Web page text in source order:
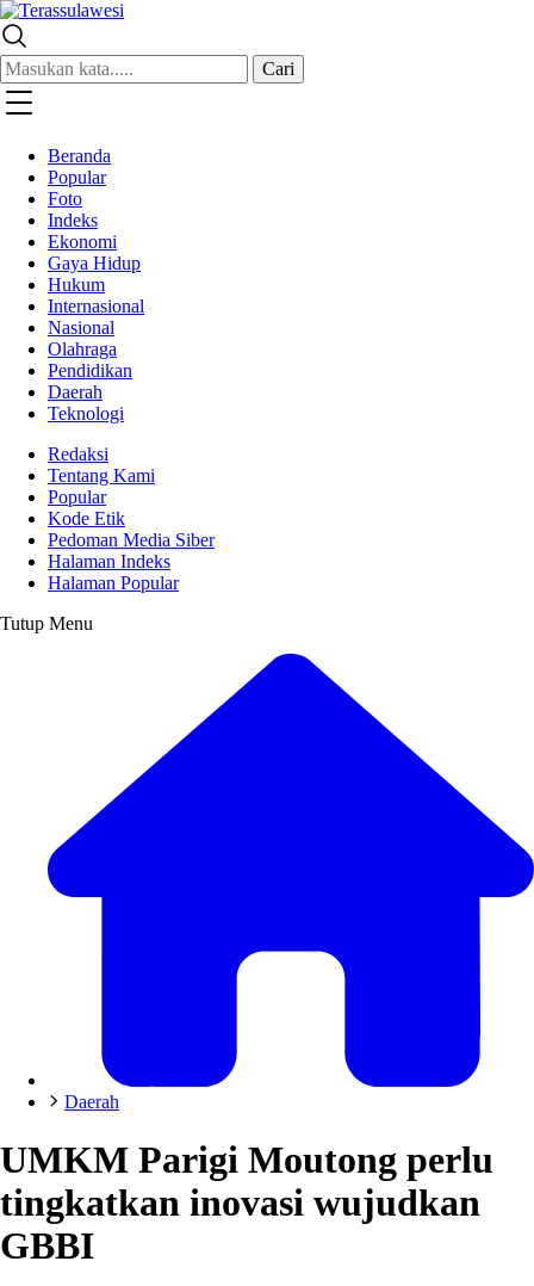
Terassulawesi
Kabar Menginspirasi
Cari
Beranda
Popular
Foto
Indeks
Ekonomi
Gaya Hidup
Hukum
Internasional
Nasional
Olahraga
Pendidikan
Daerah
Teknologi
Redaksi
Tentang Kami
Popular
Kode Etik
Pedoman Media Siber
Halaman Indeks
Halaman Popular
Tutup Menu
Daerah
UMKM Parigi Moutong perlu
tingkatkan inovasi wujudkan
GBBI